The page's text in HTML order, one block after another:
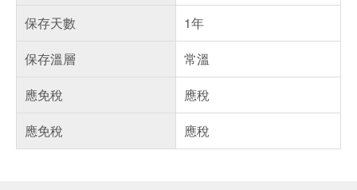
保存天數
1年
保存溫層
常溫
應免稅
應稅
應免稅
應稅